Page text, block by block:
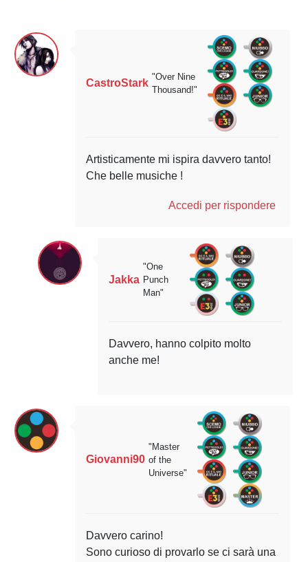
CastroStark
"Over Nine
Thousand!"
Artisticamente mi ispira davvero tanto!
Che belle musiche !
Accedi per rispondere
Jakka
"One
Punch
Man"
Davvero, hanno colpito molto
anche me!
Giovanni90
"Master
of the
Universe"
Davvero carino!
Sono curioso di provarlo se ci sarà una